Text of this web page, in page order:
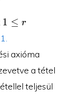
1\leq
1 ≤ r
axióma
a tétel
teljesül